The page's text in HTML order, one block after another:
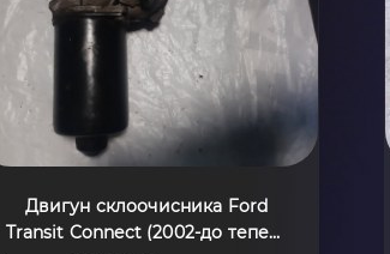
Двигун склоочисника Ford
Transit Connect (2002-до тепер)